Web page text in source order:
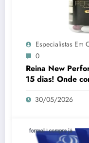
Especialistas Em
0
Reina New
15 dias! Onde
30/05/2026